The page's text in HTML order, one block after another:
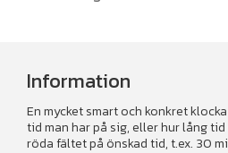
Information
En mycket smart och konkret
tid man har på sig, eller hur lång
röda fältet på önskad tid, t.ex. 30